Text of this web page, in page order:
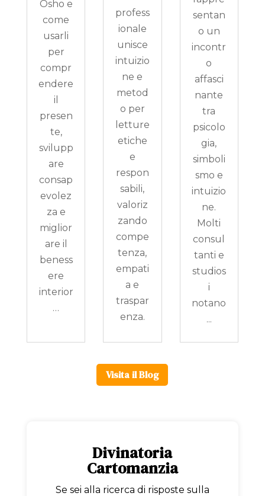
Osho e
come
usarli
per
compr
endere
il
presen
te,
svilupp
are
consap
evolez
za e
miglior
are il
beness
ere
interior
…
profess
ionale
unisce
intuizio
ne e
metod
o per
letture
etiche
e
respon
sabili,
valoriz
zando
compe
tenza,
empati
a e
traspar
enza.
sentan
o un
incontr
o
affasci
nante
tra
psicolo
gia,
simboli
smo e
intuizio
ne.
Molti
consul
tanti e
studios
i
notano
...
Visita il Blog
Divinatoria
Cartomanzia
Se sei alla ricerca di risposte sulla